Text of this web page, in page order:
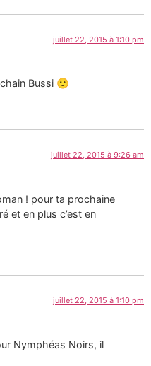
juillet 22, 2015 à 1:10 pm
Bussi 🙂
juillet 22, 2015 à 9:26 am
! pour ta prochaine
et en plus c’est en
juillet 22, 2015 à 1:10 pm
Nymphéas Noirs, il